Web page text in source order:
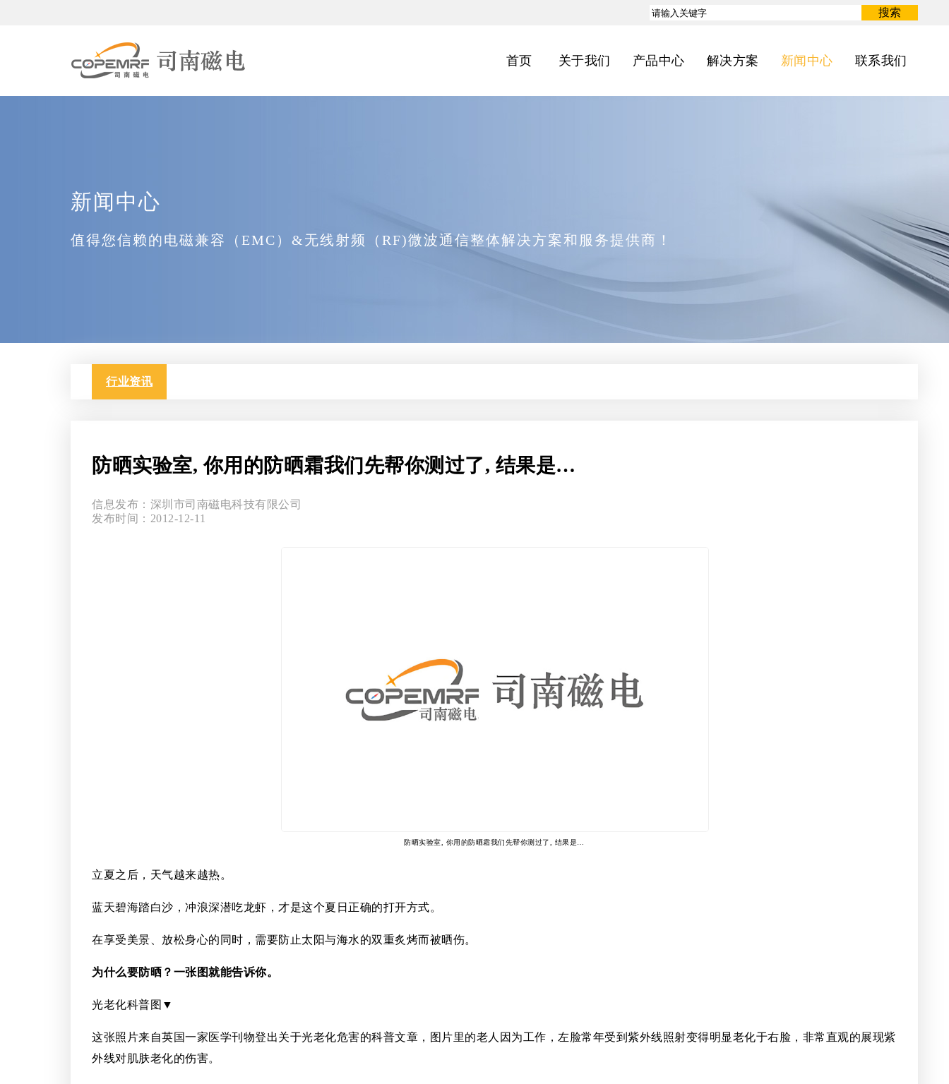
搜索
首页 关于我们 产品中心 解决方案 新闻中心 联系我们
新闻中心
值得您信赖的电磁兼容（EMC）&无线射频（RF)微波通信整体解决方案和服务提供商！
行业资讯
防晒实验室, 你用的防晒霜我们先帮你测过了, 结果是…
信息发布：深圳市司南磁电科技有限公司
发布时间：2012-12-11
防晒实验室, 你用的防晒霜我们先帮你测过了, 结果是…
立夏之后，天气越来越热。
蓝天碧海踏白沙，冲浪深潜吃龙虾，才是这个夏日正确的打开方式。
在享受美景、放松身心的同时，需要防止太阳与海水的双重炙烤而被晒伤。
为什么要防晒？一张图就能告诉你。
光老化科普图▼
这张照片来自英国一家医学刊物登出关于光老化危害的科普文章，图片里的老人因为工作，左脸常年受到紫外线照射变得明显老化于右脸，非常直观的展现紫
外线对肌肤老化的伤害。